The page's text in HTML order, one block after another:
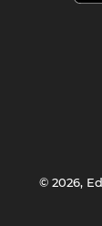
© 2026,